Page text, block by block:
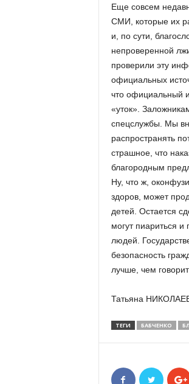
Еще совсем
СМИ, которые их
и, по сути,
непроверенной
проверили эту
официальных
что официальный
«уток».
спецслужбы. Мы
распространять
страшное, что
благородным
Ну, что ж,
здоров, может
детей. Остается
могут пиариться и
людей.
безопасность
лучше, чем
Татьяна
ТЕГИ БАБЧЕНКО